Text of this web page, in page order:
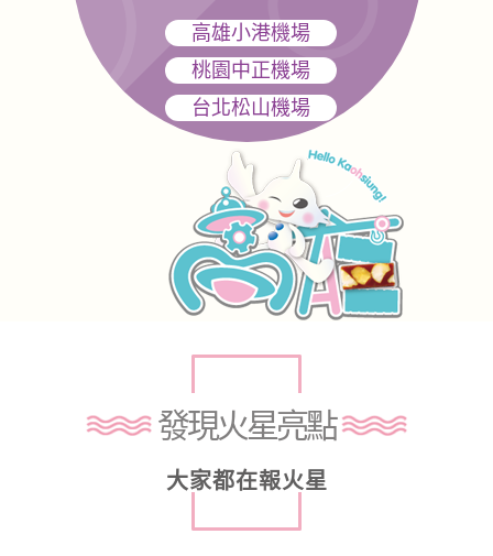
高雄小港機場
桃園中正機場
台北松山機場
發現火星亮點
大家都在報火星